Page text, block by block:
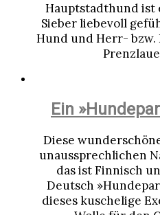
Hauptstadthund ist
Sieber liebevoll
Hund und Herr- bzw.
Ein
Diese
unaussprechlichen
das ist Finnisch
Deutsch
dieses kuschelige